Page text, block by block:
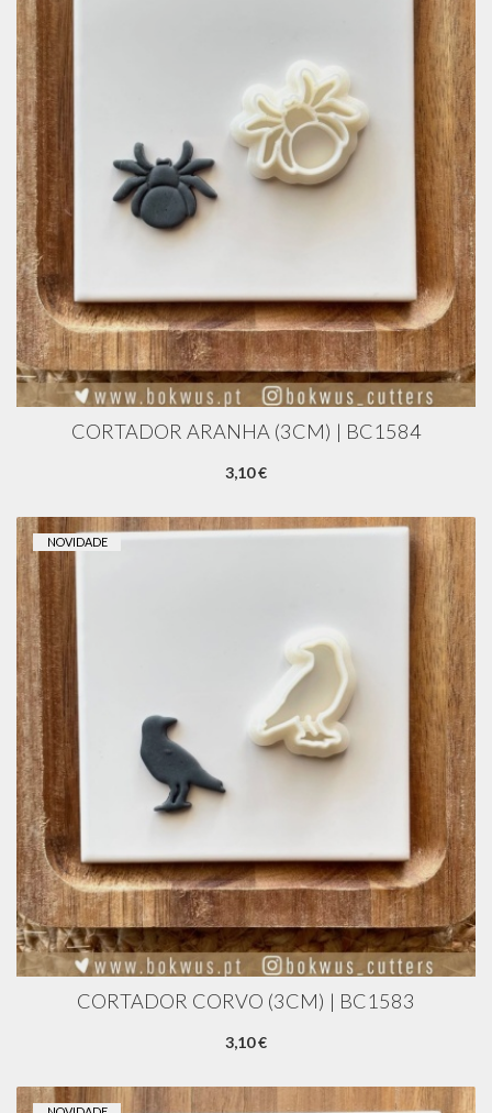
CORTADOR ARANHA (3CM) | BC1584
3,10 €
NOVIDADE
CORTADOR CORVO (3CM) | BC1583
3,10 €